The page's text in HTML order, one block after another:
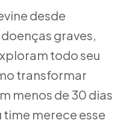
desde
graves,
todo seu
transformar
menos de 30 dias
merece esse